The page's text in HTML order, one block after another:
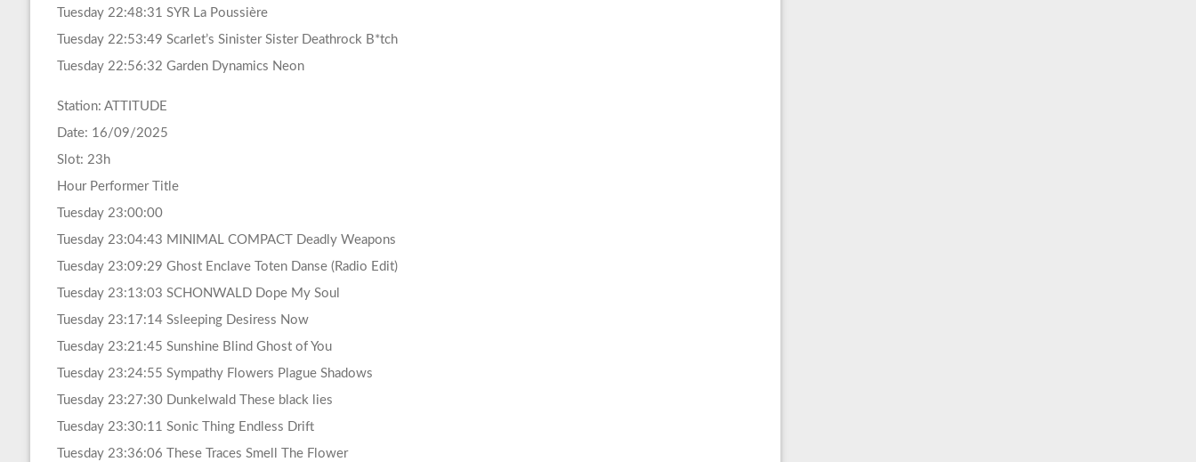
Tuesday 22:48:31 SYR La Poussière
Tuesday 22:53:49 Scarlet’s Sinister Sister Deathrock B*tch
Tuesday 22:56:32 Garden Dynamics Neon
Station: ATTITUDE
Date: 16/09/2025
Slot: 23h
Hour Performer Title
Tuesday 23:00:00
Tuesday 23:04:43 MINIMAL COMPACT Deadly Weapons
Tuesday 23:09:29 Ghost Enclave Toten Danse (Radio Edit)
Tuesday 23:13:03 SCHONWALD Dope My Soul
Tuesday 23:17:14 Ssleeping Desiress Now
Tuesday 23:21:45 Sunshine Blind Ghost of You
Tuesday 23:24:55 Sympathy Flowers Plague Shadows
Tuesday 23:27:30 Dunkelwald These black lies
Tuesday 23:30:11 Sonic Thing Endless Drift
Tuesday 23:36:06 These Traces Smell The Flower